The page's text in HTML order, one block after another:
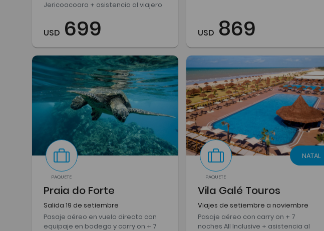
Jericoacoara + asistencia al viajero
USD 699 USD 869
PAQUETE
Praia do Forte
Salida 19 de setiembre
Pasaje aéreo en vuelo directo con
equipaje en bodega y carry on + 7
PAQUETE
NATAL
Vila Galé Touros
Viajes de setiembre a noviembre
Pasaje aéreo con carry on + 7
noches All Inclusive + asistencia al